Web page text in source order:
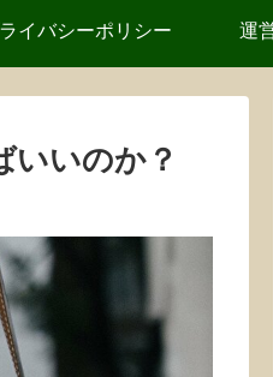
イバシーポリシー 運
いいのか？